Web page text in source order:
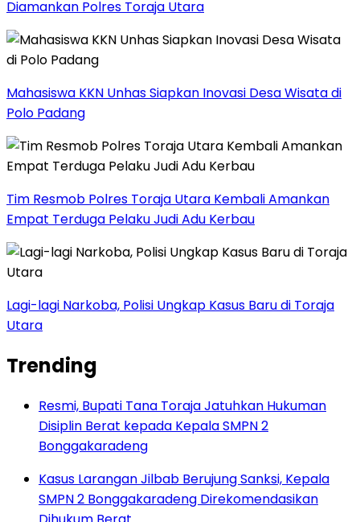
Diamankan Polres Toraja Utara
Mahasiswa KKN Unhas Siapkan Inovasi Desa Wisata di
Polo Padang
Tim Resmob Polres Toraja Utara Kembali Amankan
Empat Terduga Pelaku Judi Adu Kerbau
Lagi-lagi Narkoba, Polisi Ungkap Kasus Baru di Toraja
Utara
Trending
Resmi, Bupati Tana Toraja Jatuhkan Hukuman
Disiplin Berat kepada Kepala SMPN 2
Bonggakaradeng
Kasus Larangan Jilbab Berujung Sanksi, Kepala
SMPN 2 Bonggakaradeng Direkomendasikan